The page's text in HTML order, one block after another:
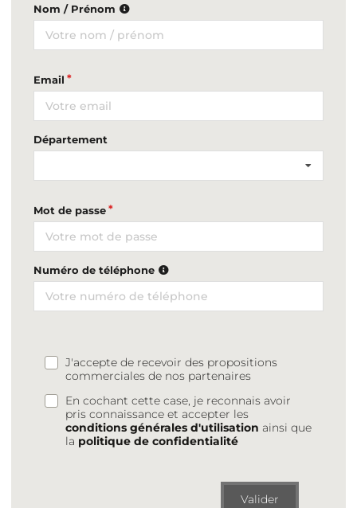
Nom / Prénom
Email
Département
Mot de passe
Numéro de téléphone
J'accepte de recevoir des propositions
commerciales de nos partenaires
En cochant cette case, je reconnais avoir
pris connaissance et accepter les
conditions générales d'utilisation ainsi que
la politique de confidentialité
Valider